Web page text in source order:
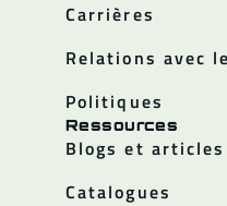
Carrières
Relations avec
Politiques
Ressources
Blogs et articles
Catalogues